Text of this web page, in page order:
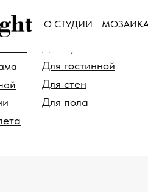
О СТУДИИ
Для гостинной
Для стен
Для пола
помещения